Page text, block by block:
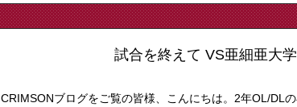
試合を終えて VS亜細亜大
CRIMSONブログをご覧の皆様、こんにちは。2年OL/DL